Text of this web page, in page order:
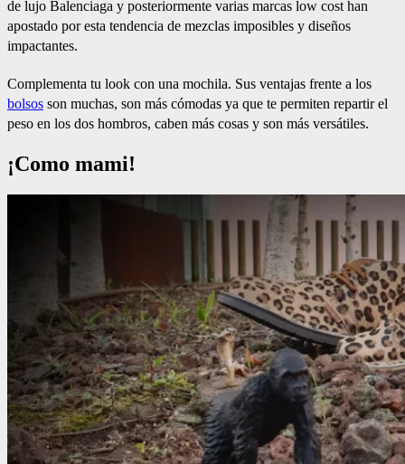
de lujo Balenciaga y posteriormente varias marcas low cost han
apostado por esta tendencia de mezclas imposibles y diseños
impactantes.
Complementa tu look con una mochila. Sus ventajas frente a los
bolsos son muchas, son más cómodas ya que te permiten repartir el
peso en los dos hombros, caben más cosas y son más versátiles.
¡Como mami!